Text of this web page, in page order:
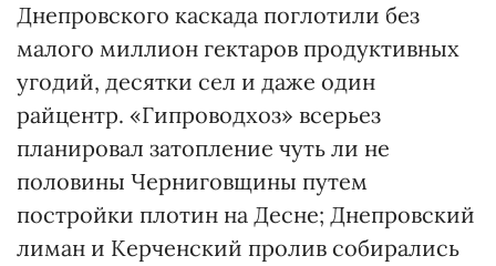
Днепровского каскада поглотили без
малого миллион гектаров продуктивных
угодий, десятки сел и даже один
райцентр. «Гипроводхоз» всерьез
планировал затопление чуть ли не
половины Черниговщины путем
постройки плотин на Десне; Днепровский
лиман и Керченский пролив собирались